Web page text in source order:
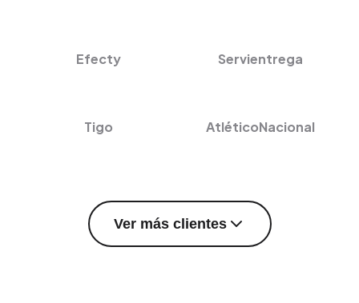
Efecty Servientrega
Tigo AtléticoNacional
Ver más clientes